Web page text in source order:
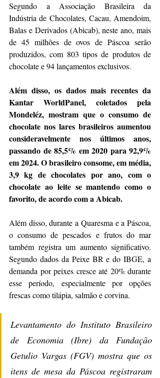
Segundo a Associação Brasileira da
Indústria de Chocolates, Cacau, Amendoim,
Balas e Derivados (Abicab), neste ano, mais
de 45 milhões de ovos de Páscoa serão
produzidos, com 803 tipos de produtos de
chocolate e 94 lançamentos exclusivos.
Além disso, os dados mais recentes da
Kantar WorldPanel, coletados pela
Mondeléz, mostram que o consumo de
chocolate nos lares brasileiros aumentou
consideravelmente nos últimos anos,
passando de 85,5% em 2020 para 92,9%
em 2024. O brasileiro consome, em média,
3,9 kg de chocolates por ano, com o
chocolate ao leite se mantendo como o
favorito, de acordo com a Abicab.
Além disso, durante a Quaresma e a Páscoa,
o consumo de pescados e frutos do mar
também registra um aumento significativo.
Segundo dados da Peixe BR e do IBGE, a
demanda por peixes cresce até 20% durante
esse período, especialmente por opções
frescas como tilápia, salmão e corvina.
Levantamento do Instituto Brasileiro
de Economia (Ibre) da Fundação
Getulio Vargas (FGV) mostra que os
itens de mesa da Páscoa registraram